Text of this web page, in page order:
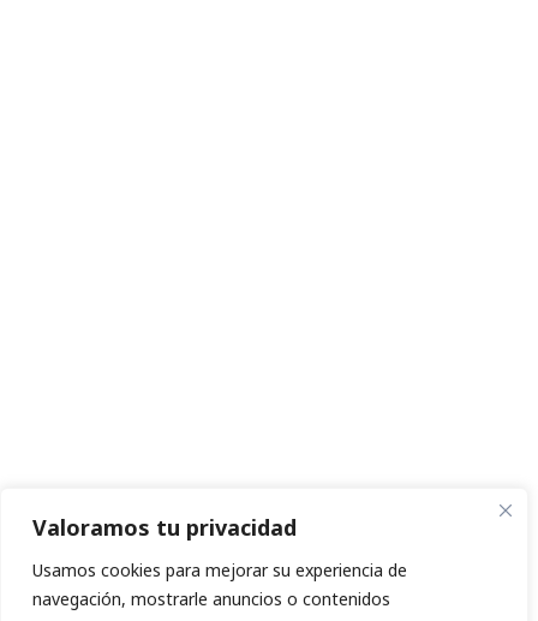
Valoramos tu privacidad
Usamos cookies para mejorar su experiencia de
navegación, mostrarle anuncios o contenidos